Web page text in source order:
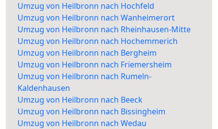
Umzug von Heilbronn nach Hochfeld
Umzug von Heilbronn nach Wanheimerort
Umzug von Heilbronn nach Rheinhausen-Mitte
Umzug von Heilbronn nach Hochemmerich
Umzug von Heilbronn nach Bergheim
Umzug von Heilbronn nach Friemersheim
Umzug von Heilbronn nach Rumeln-
Kaldenhausen
Umzug von Heilbronn nach Beeck
Umzug von Heilbronn nach Bissingheim
Umzug von Heilbronn nach Wedau